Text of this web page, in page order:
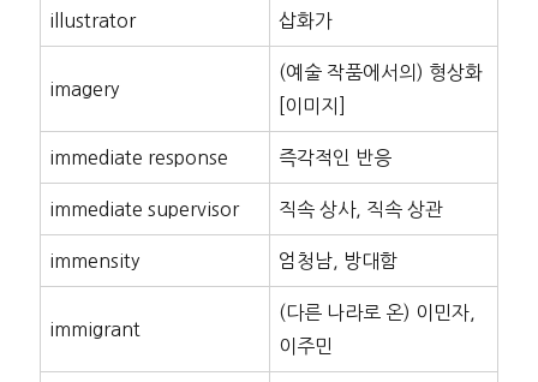
illustrator 삽화가
imagery
(예술 작품에서의) 형상화
[이미지]
immediate response 즉각적인 반응
immediate supervisor 직속 상사, 직속 상관
immensity 엄청남, 방대함
immigrant
(다른 나라로 온) 이민자,
이주민